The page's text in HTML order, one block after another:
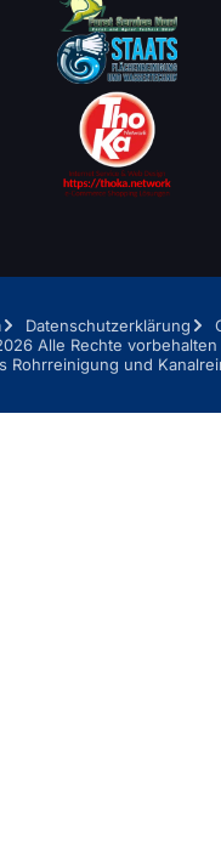
Datenschutzerklärung
Alle Rechte
Rohrreinigung und